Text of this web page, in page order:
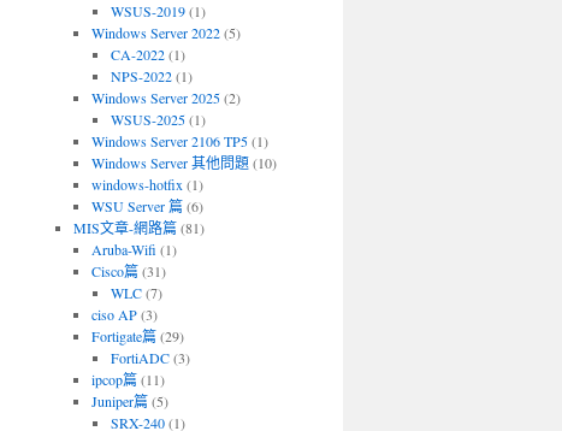
WSUS-2019(1)
Windows Server 2022(5)
CA-2022(1)
NPS-2022(1)
Windows Server 2025(2)
WSUS-2025(1)
Windows Server 2106 TP5(1)
Windows Server 其他問題(10)
windows-hotfix (1)
WSU Server 篇(6)
MIS文章-網路篇(81)
Aruba-Wifi (1)
Cisco篇(31)
WLC(7)
ciso AP(3)
Fortigate篇(29)
FortiADC(3)
ipcop篇(11)
Juniper篇(5)
SRX-240(1)